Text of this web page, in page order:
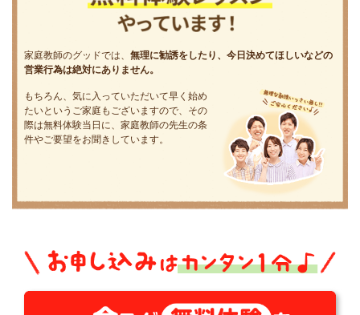
家庭教師のグッドでは、 無理に勧誘をしたり、今日決めてほしいなどの
営業行為は絶対にありません。
もちろん、気に入っていただいて早く始め
たいというご家庭もございますので、その
際は無料体験当日に、家庭教師の先生の条
件やご要望をお聞きしています。